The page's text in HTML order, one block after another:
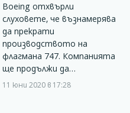
Boeing отхвърли
слуховете, че възнамерява
да прекрати
производството на
флагмана 747. Компанията
ще продължи да…
11 юни 2020 в 17:28